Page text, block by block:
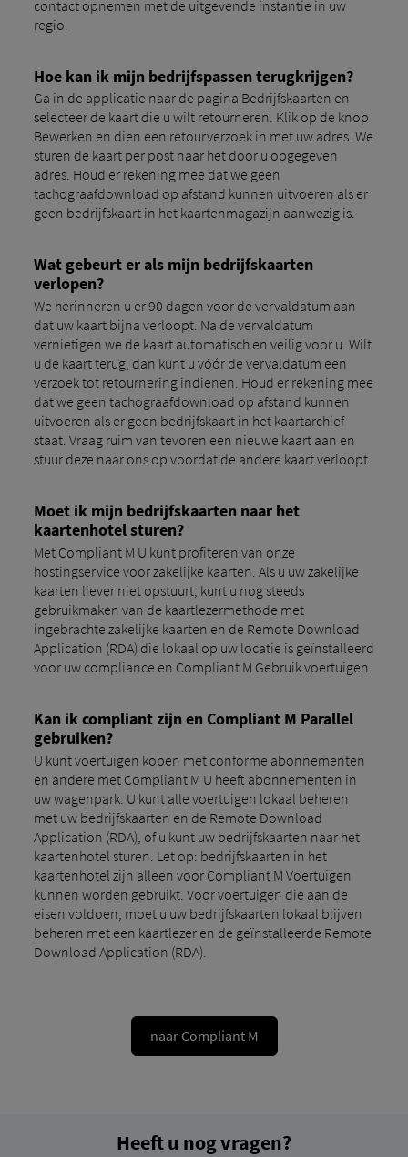
contact opnemen met de uitgevende instantie in uw
regio.
Hoe kan ik mijn bedrijfspassen terugkrijgen?
Ga in de applicatie naar de pagina Bedrijfskaarten en
selecteer de kaart die u wilt retourneren. Klik op de knop
Bewerken en dien een retourverzoek in met uw adres. We
sturen de kaart per post naar het door u opgegeven
adres. Houd er rekening mee dat we geen
tachograafdownload op afstand kunnen uitvoeren als er
geen bedrijfskaart in het kaartenmagazijn aanwezig is.
Wat gebeurt er als mijn bedrijfskaarten
verlopen?
We herinneren u er 90 dagen voor de vervaldatum aan
dat uw kaart bijna verloopt. Na de vervaldatum
vernietigen we de kaart automatisch en veilig voor u. Wilt
u de kaart terug, dan kunt u vóór de vervaldatum een ​​
verzoek tot retournering indienen. Houd er rekening mee
dat we geen tachograafdownload op afstand kunnen
uitvoeren als er geen bedrijfskaart in het kaartarchief
staat. Vraag ruim van tevoren een nieuwe kaart aan en
stuur deze naar ons op voordat de andere kaart verloopt.
Moet ik mijn bedrijfskaarten naar het
kaartenhotel sturen?
Met Compliant M U kunt profiteren van onze
hostingservice voor zakelijke kaarten. Als u uw zakelijke
kaarten liever niet opstuurt, kunt u nog steeds
gebruikmaken van de kaartlezermethode met
ingebrachte zakelijke kaarten en de Remote Download
Application (RDA) die lokaal op uw locatie is geïnstalleerd
voor uw compliance en Compliant M Gebruik voertuigen.
Kan ik compliant zijn en Compliant M Parallel
gebruiken?
U kunt voertuigen kopen met conforme abonnementen
en andere met Compliant M U heeft abonnementen in
uw wagenpark. U kunt alle voertuigen lokaal beheren
met uw bedrijfskaarten en de Remote Download
Application (RDA), of u kunt uw bedrijfskaarten naar het
kaartenhotel sturen. Let op: bedrijfskaarten in het
kaartenhotel zijn alleen voor Compliant M Voertuigen
kunnen worden gebruikt. Voor voertuigen die aan de
eisen voldoen, moet u uw bedrijfskaarten lokaal blijven
beheren met een kaartlezer en de geïnstalleerde Remote
Download Application (RDA).
naar Compliant M
Heeft u nog vragen?